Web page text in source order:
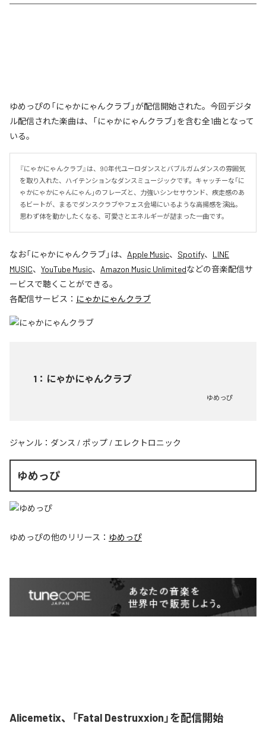
ゆめっぴの「にゃかにゃんクラブ」が配信開始された。今回デジタ
ル配信された楽曲は、「にゃかにゃんクラブ」を含む全1曲となって
いる。
『にゃかにゃんクラブ』は、90年代ユーロダンスとバブルガムダンスの雰囲気
を取り入れた、ハイテンションなダンスミュージックです。キャッチーな「に
ゃかにゃかにゃんにゃん」のフレーズと、力強いシンセサウンド、疾走感のあ
るビートが、まるでダンスクラブやフェス会場にいるような高揚感を演出。
思わず体を動かしたくなる、可愛さとエネルギーが詰まった一曲です。
なお「にゃかにゃんクラブ」は、 Apple Music、 Spotify、 LINE
MUSIC、 YouTube Music、 Amazon Music Unlimitedなどの音楽配信サ
ービスで聴くことができる。
各配信サービス： にゃかにゃんクラブ
1 ： にゃかにゃんクラブ
ゆめっぴ
ジャンル： ダンス / ポップ / エレクトロニック
ゆめっぴ
ゆめっぴの他のリリース： ゆめっぴ
Alicemetix、「Fatal Destruxxion」を配信開始